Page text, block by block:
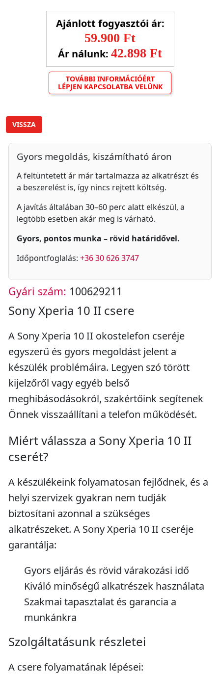
Ajánlott fogyasztói ár:
59.900 Ft
Ár nálunk: 42.898 Ft
TOVÁBBI INFORMÁCIÓÉRT
LÉPJEN KAPCSOLATBA VELÜNK
VISSZA
Gyors megoldás, kiszámítható áron
A feltüntetett ár már tartalmazza az alkatrészt és
a beszerelést is, így nincs rejtett költség.
A javítás általában 30–60 perc alatt elkészül, a
legtöbb esetben akár meg is várható.
Gyors, pontos munka – rövid határidővel.
Időpontfoglalás: +36 30 626 3747
Gyári szám: 100629211
Sony Xperia 10 II csere
A Sony Xperia 10 II okostelefon cseréje
egyszerű és gyors megoldást jelent a
készülék problémáira. Legyen szó törött
kijelzőről vagy egyéb belső
meghibásodásokról, szakértőink segítenek
Önnek visszaállítani a telefon működését.
Miért válassza a Sony Xperia 10 II
cserét?
A készülékeink folyamatosan fejlődnek, és a
helyi szervizek gyakran nem tudják
biztosítani azonnal a szükséges
alkatrészeket. A Sony Xperia 10 II cseréje
garantálja:
Gyors eljárás és rövid várakozási idő
Kiváló minőségű alkatrészek használata
Szakmai tapasztalat és garancia a
munkánkra
Szolgáltatásunk részletei
A csere folyamatának lépései: